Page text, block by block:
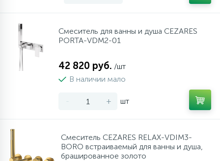
Смеситель для ванны и душа CEZARES
PORTA-VDM2-01
42 820 руб. /шт
В наличии мало
- + шт
Смеситель CEZARES RELAX-VDIM3-
BORO встраиваемый для ванны и душа,
брашированное золото